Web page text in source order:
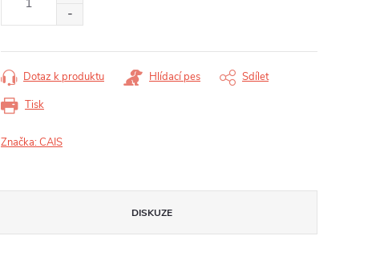
Tisk
Dotaz k produktu Hlídací pes Sdílet
Značka:CAIS
DISKUZE